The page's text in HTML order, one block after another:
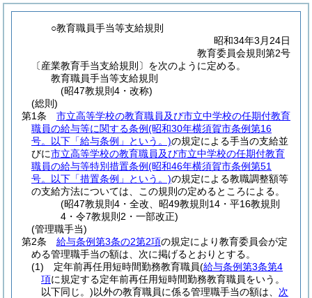
○教育職員手当等支給規則
昭和34年3月24日
教育委員会規則第2号
〔産業教育手当支給規則〕を次のように定める。
教育職員手当等支給規則
(昭47教規則4・改称)
(総則)
第1条
市立高等学校の教育職員及び市立中学校の任期付教育
職員の給与等に関する条例(昭和30年横須賀市条例第16
号。以下「給与条例」という。)の規定による手当の支給並
びに市立高等学校の教育職員及び市立中学校の任期付教育
職員の給与等特別措置条例(昭和46年横須賀市条例第51
号。以下「措置条例」という。)の規定による教職調整額等
の支給方法については、この規則の定めるところによる。
(昭47教規則4・全改、昭49教規則14・平16教規則
4・令7教規則2・一部改正)
(管理職手当)
第2条
給与条例第3条の2第2項の規定により教育委員会が定
める管理職手当の額は、次に掲げるとおりとする。
(1)
定年前再任用短時間勤務教育職員(給与条例第3条第4
項に規定する定年前再任用短時間勤務教育職員をいう。
以下同じ。)以外の教育職員に係る管理職手当の額は、 次